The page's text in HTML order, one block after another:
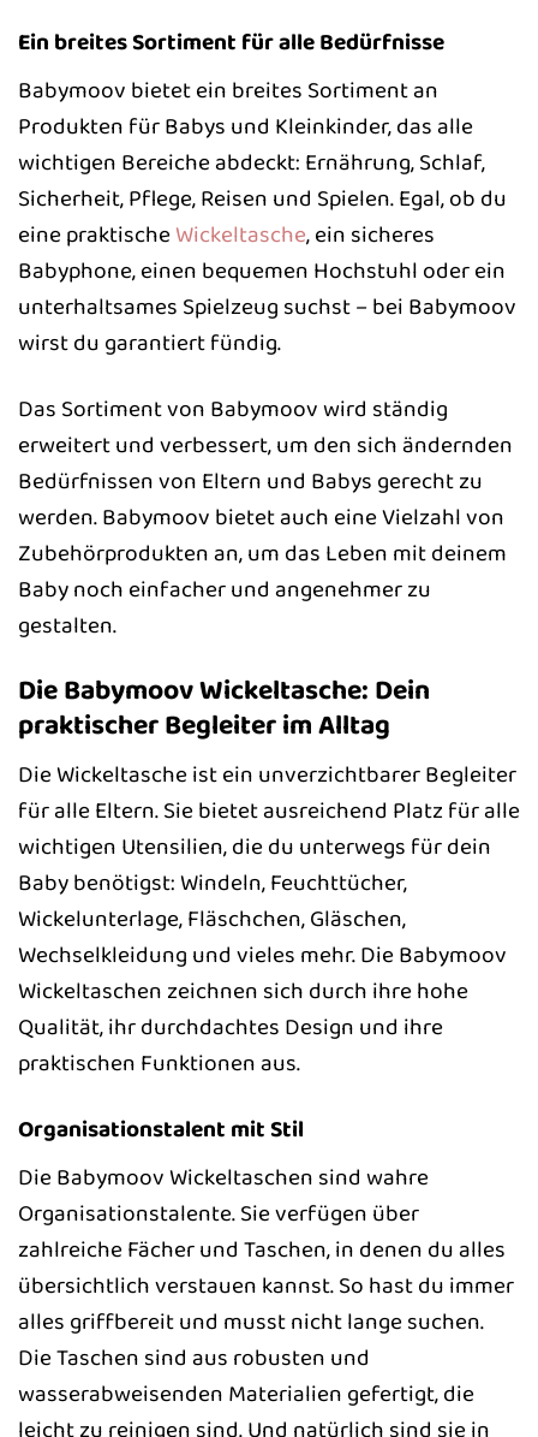
Ein breites Sortiment für alle Bedürfnisse
Babymoov bietet ein breites Sortiment an
Produkten für Babys und Kleinkinder, das alle
wichtigen Bereiche abdeckt: Ernährung, Schlaf,
Sicherheit, Pflege, Reisen und Spielen. Egal, ob du
eine praktischeWickeltasche, ein sicheres
Babyphone, einen bequemen Hochstuhl oder ein
unterhaltsames Spielzeug suchst – bei Babymoov
wirst du garantiert fündig.
Das Sortiment von Babymoov wird ständig
erweitert und verbessert, um den sich ändernden
Bedürfnissen von Eltern und Babys gerecht zu
werden. Babymoov bietet auch eine Vielzahl von
Zubehörprodukten an, um das Leben mit deinem
Baby noch einfacher und angenehmer zu
gestalten.
Die Babymoov Wickeltasche: Dein
praktischer Begleiter im Alltag
Die Wickeltasche ist ein unverzichtbarer Begleiter
für alle Eltern. Sie bietet ausreichend Platz für alle
wichtigen Utensilien, die du unterwegs für dein
Baby benötigst: Windeln, Feuchttücher,
Wickelunterlage, Fläschchen, Gläschen,
Wechselkleidung und vieles mehr. Die Babymoov
Wickeltaschen zeichnen sich durch ihre hohe
Qualität, ihr durchdachtes Design und ihre
praktischen Funktionen aus.
Organisationstalent mit Stil
Die Babymoov Wickeltaschen sind wahre
Organisationstalente. Sie verfügen über
zahlreiche Fächer und Taschen, in denen du alles
übersichtlich verstauen kannst. So hast du immer
alles griffbereit und musst nicht lange suchen.
Die Taschen sind aus robusten und
wasserabweisenden Materialien gefertigt, die
leicht zu reinigen sind. Und natürlich sind sie in